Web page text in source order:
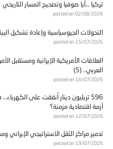
تركيا …آيا صوفيا وتصحيح المسار التاريخي
posted on 02/08/2026
التحولات الجيوسياسية وإعادة تشكيل
posted on 15/07/2026
العلاقات الأمريكية الإيرانية ومستقبل
العربي.. (5)
posted on 16/07/2026
596 تريليون دينار أُنفقت على
أزمة اقتصادية مزمنة؟
posted on 12/07/2026
تدمير مراكز الثقل الاستراتيجي الإيراني
posted on 19/07/2026